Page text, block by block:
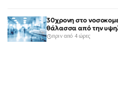
30χρονη στο
θάλασσα από την
πριν από 4 ώρες